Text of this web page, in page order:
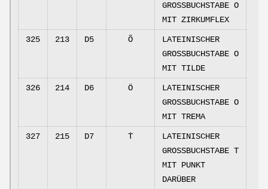
GROSSBUCHSTABE O
MIT ZIRKUMFLEX
325 213 D5 Õ
LATEINISCHER
GROSSBUCHSTABE O
MIT TILDE
326 214 D6 Ö
LATEINISCHER
GROSSBUCHSTABE O
MIT TREMA
327 215 D7 Ṫ
LATEINISCHER
GROSSBUCHSTABE T
MIT PUNKT
DARÜBER